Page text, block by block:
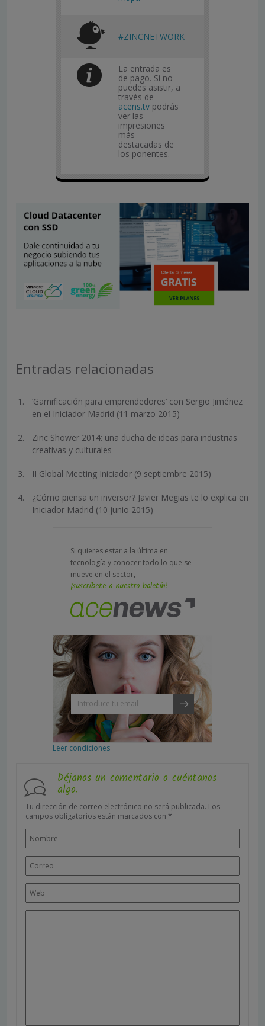
#ZINCNETWORK
La entrada es
de pago. Si no
puedes asistir, a
través de
acens.tv podrás
ver las
impresiones
más
destacadas de
los ponentes.
Entradas relacionadas
‘Gamificación para emprendedores’ con Sergio Jiménez
en el Iniciador Madrid (11 marzo 2015)
Zinc Shower 2014: una ducha de ideas para industrias
creativas y culturales
II Global Meeting Iniciador (9 septiembre 2015)
¿Cómo piensa un inversor? Javier Megias te lo explica en
Iniciador Madrid (10 junio 2015)
Si quieres estar a la última en
tecnología y conocer todo lo que se
mueve en el sector,
¡suscríbete a nuestro boletín!
Leer condiciones
Déjanos un comentario o cuéntanos
algo.
Tu dirección de correo electrónico no será publicada. Los
campos obligatorios están marcados con *